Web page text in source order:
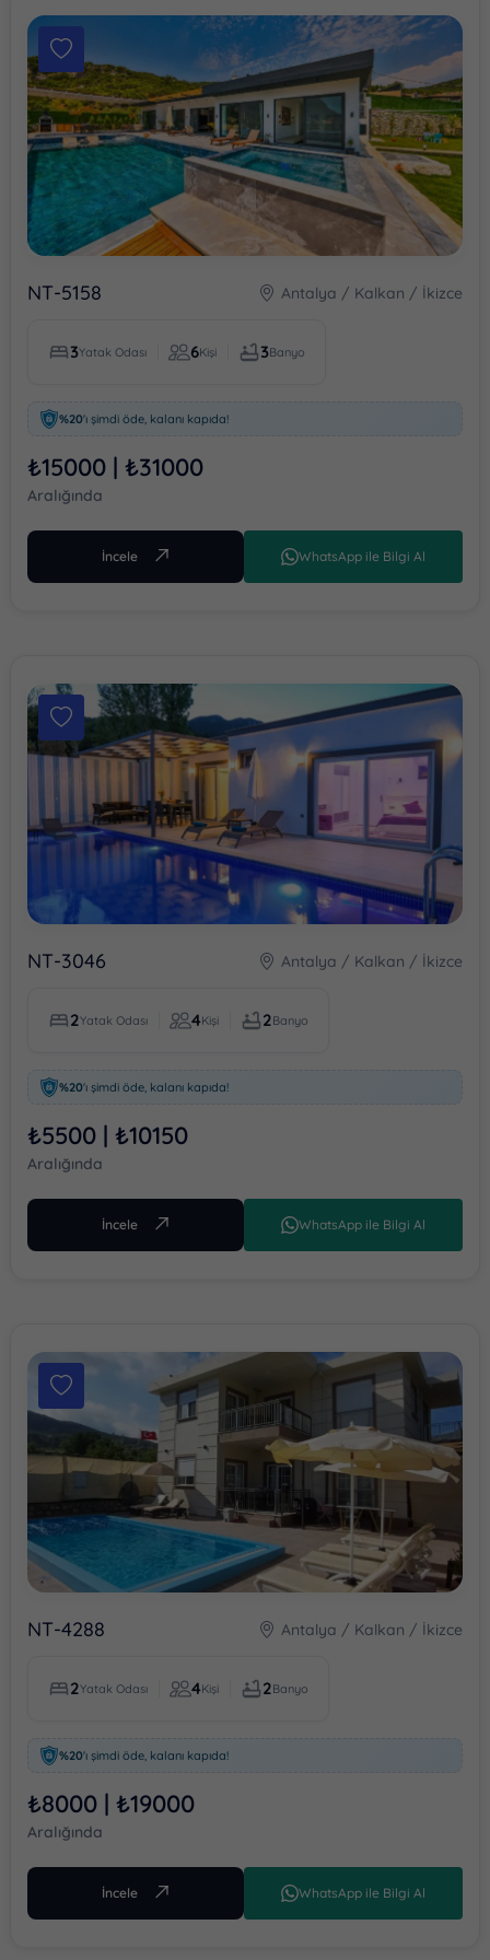
BÖLGELER
Antalya
Kalkan
Bezirgan
Kördere
Patara
Sarıbelen
Devamını Gör
Kapasite
En Az En Fazla
Sonuçları Göster
NT-5158 Antalya / Kalkan / İkizce
3Yatak Odası 6Kişi 3Banyo
%20'ı şimdi öde, kalanı kapıda!
₺15000 | ₺31000
Aralığında
İncele WhatsApp ile Bilgi Al
NT-3046 Antalya / Kalkan / İkizce
2Yatak Odası 4Kişi 2Banyo
%20'ı şimdi öde, kalanı kapıda!
₺5500 | ₺10150
Aralığında
İncele WhatsApp ile Bilgi Al
NT-4288 Antalya / Kalkan / İkizce
2Yatak Odası 4Kişi 2Banyo
%20'ı şimdi öde, kalanı kapıda!
₺8000 | ₺19000
Aralığında
İncele WhatsApp ile Bilgi Al